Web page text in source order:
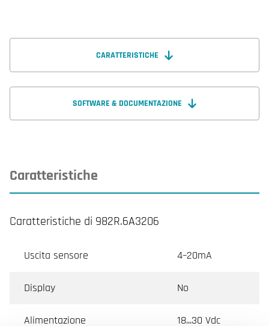
CARATTERISTICHE
SOFTWARE & DOCUMENTAZIONE
Caratteristiche
Caratteristiche di 982R.6A3206
Uscita sensore 4–20mA
Display No
Alimentazione 18...30 Vdc